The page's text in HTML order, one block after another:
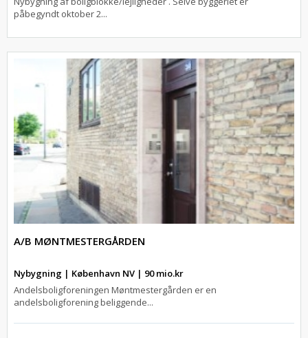
påbegyndt oktober 2...
A/B MØNTMESTERGÅRDEN
Nybygning | København NV | 90 mio.kr
Andelsboligforeningen Møntmestergården er en
andelsboligforening beliggende...